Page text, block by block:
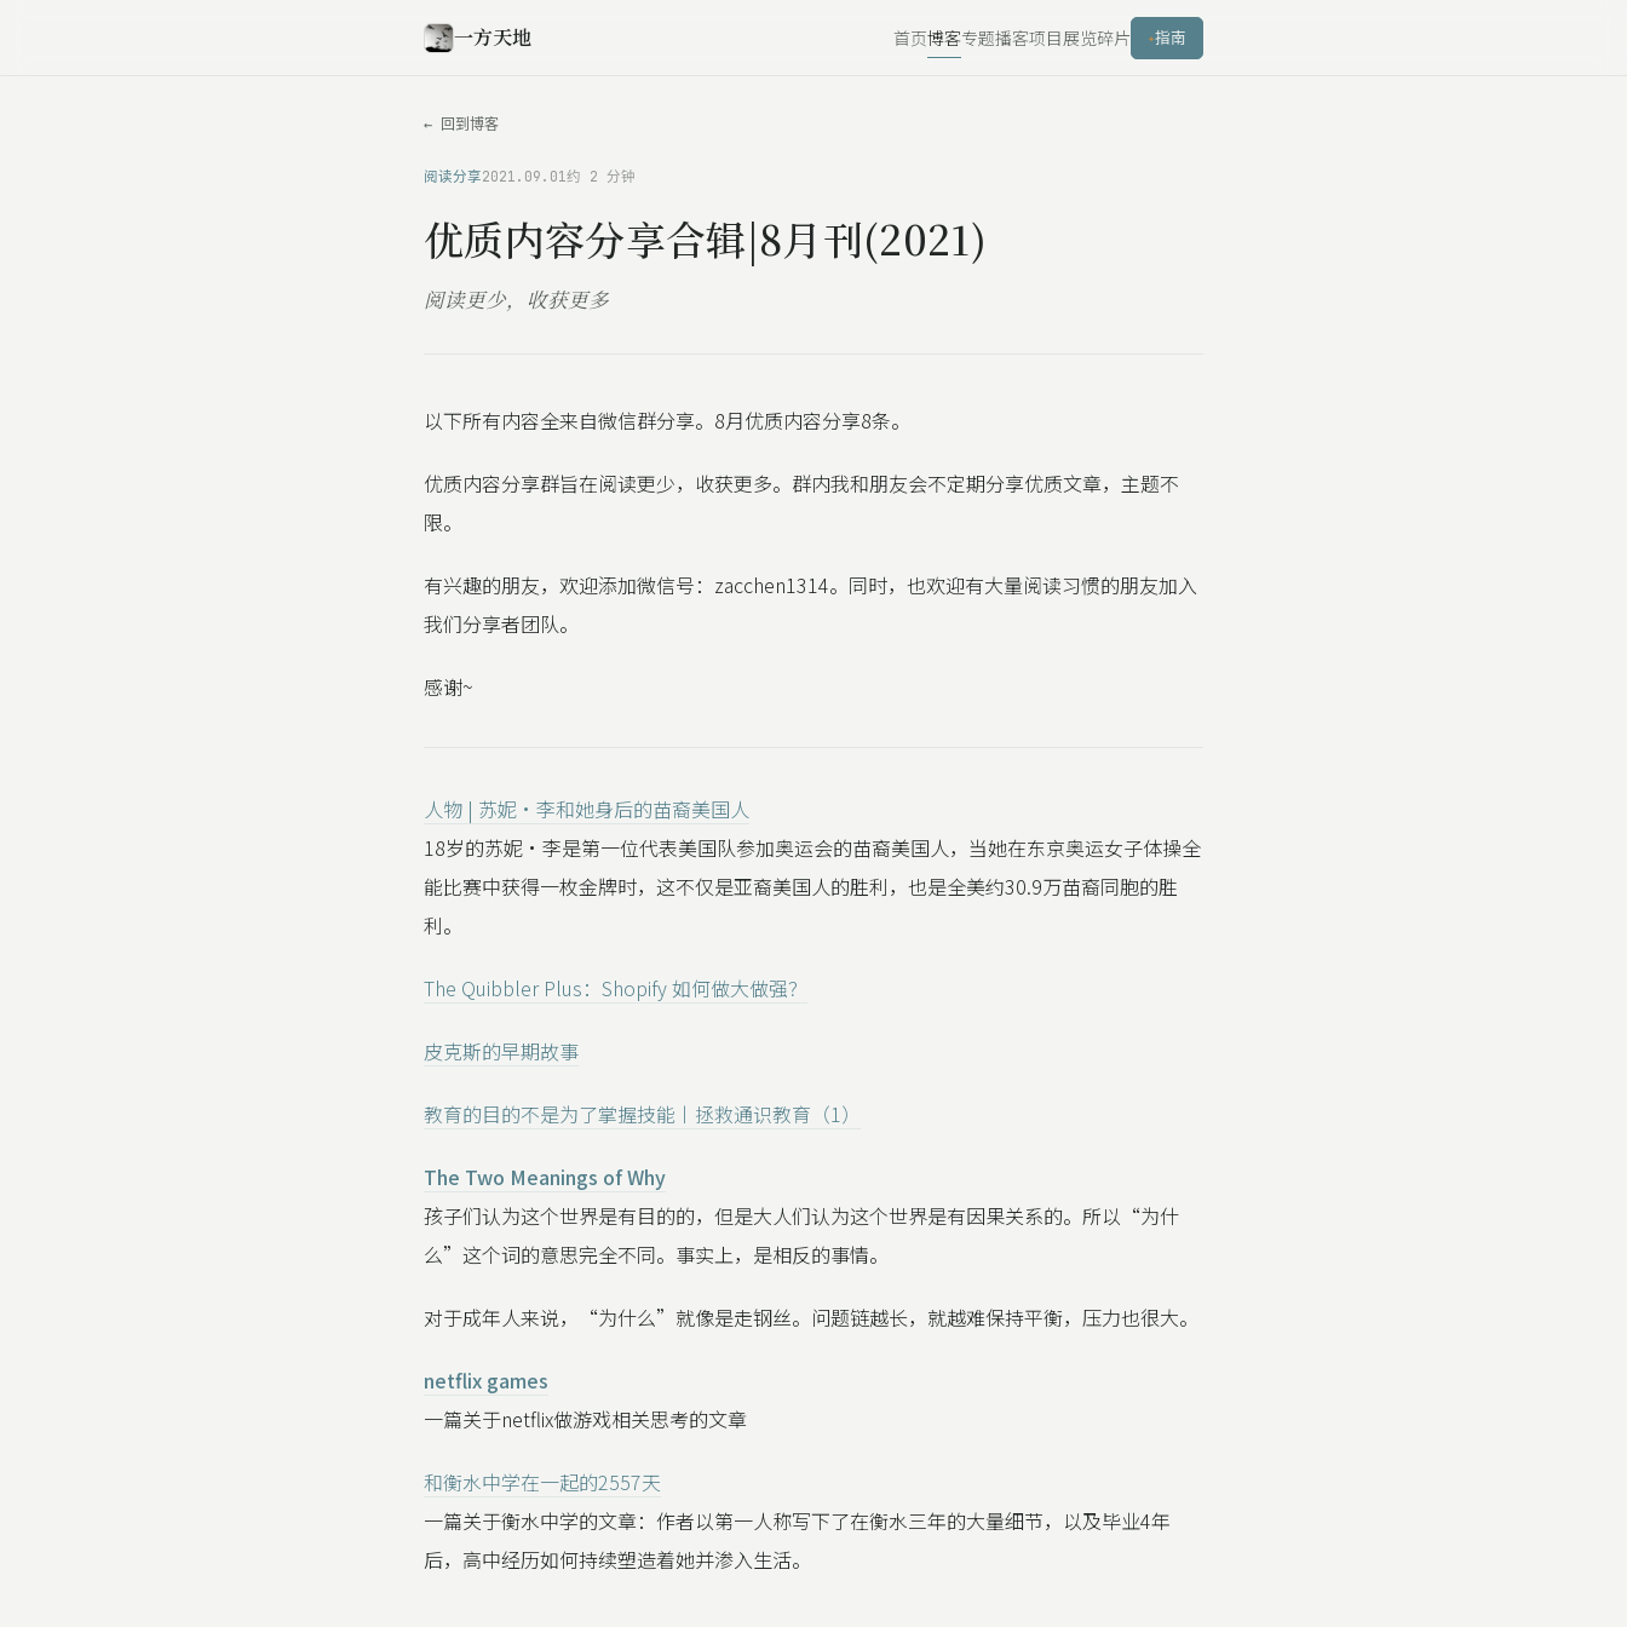
一方天地 首页博客专题播客项目展览碎片 指南
← 回到博客
阅读分享2021.09.01约 2 分钟
优质内容分享合辑|8月刊(2021)
阅读更少，收获更多
以下所有内容全来自微信群分享。8月优质内容分享8条。
优质内容分享群旨在阅读更少，收获更多。群内我和朋友会不定期分享优质文章，主题不
限。
有兴趣的朋友，欢迎添加微信号：zacchen1314。同时，也欢迎有大量阅读习惯的朋友加入
我们分享者团队。
感谢~
人物 | 苏妮·李和她身后的苗裔美国人
18岁的苏妮·李是第一位代表美国队参加奥运会的苗裔美国人，当她在东京奥运女子体操全
能比赛中获得一枚金牌时，这不仅是亚裔美国人的胜利，也是全美约30.9万苗裔同胞的胜
利。
The Quibbler Plus：Shopify 如何做大做强？
皮克斯的早期故事
教育的目的不是为了掌握技能丨拯救通识教育（1）
The Two Meanings of Why
孩子们认为这个世界是有目的的，但是大人们认为这个世界是有因果关系的。所以“为什
么”这个词的意思完全不同。事实上，是相反的事情。
对于成年人来说，“为什么”就像是走钢丝。问题链越长，就越难保持平衡，压力也很大。
netflix games
一篇关于netflix做游戏相关思考的文章
和衡水中学在一起的2557天
一篇关于衡水中学的文章：作者以第一人称写下了在衡水三年的大量细节，以及毕业4年
后，高中经历如何持续塑造着她并渗入生活。